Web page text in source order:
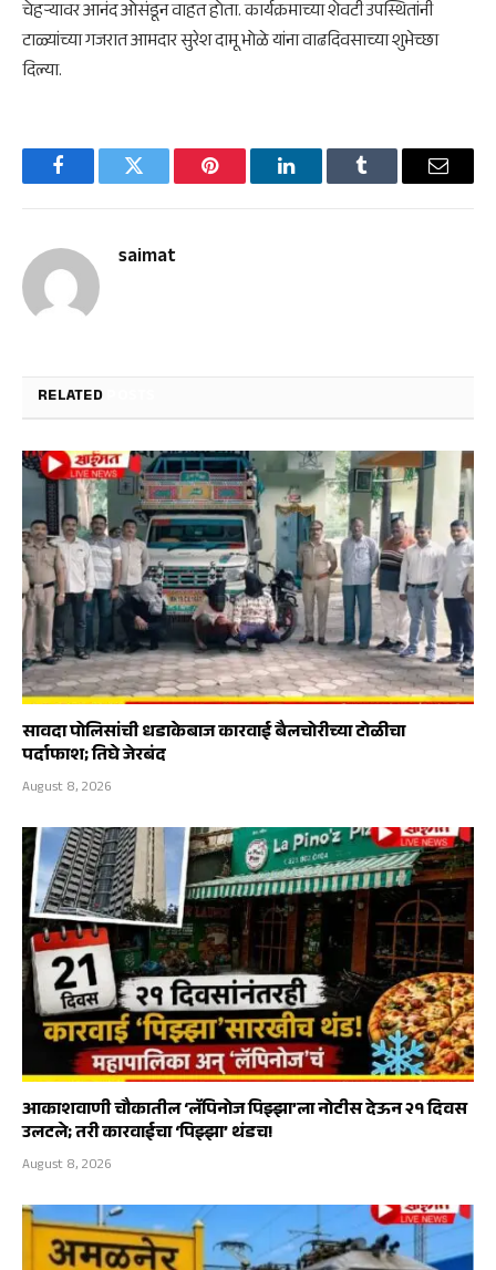
चेहऱ्यावर आनंद ओसंडून वाहत होता. कार्यक्रमाच्या शेवटी उपस्थितांनी
टाळ्यांच्या गजरात आमदार सुरेश दामू भोळे यांना वाढदिवसाच्या शुभेच्छा
दिल्या.
FacebookTwitter Pinterest LinkedInTumblr Email
saimat
RELATED
सावदा पोलिसांची धडाकेबाज कारवाई बैलचोरीच्या टोळीचा
पर्दाफाश; तिघे जेरबंद
August 8, 2026
आकाशवाणी चौकातील ‘लॅपिनोज पिझ्झा’ला नोटीस देऊन २१ दिवस
उलटले; तरी कारवाईचा ‘पिझ्झा’ थंडच!
August 8, 2026